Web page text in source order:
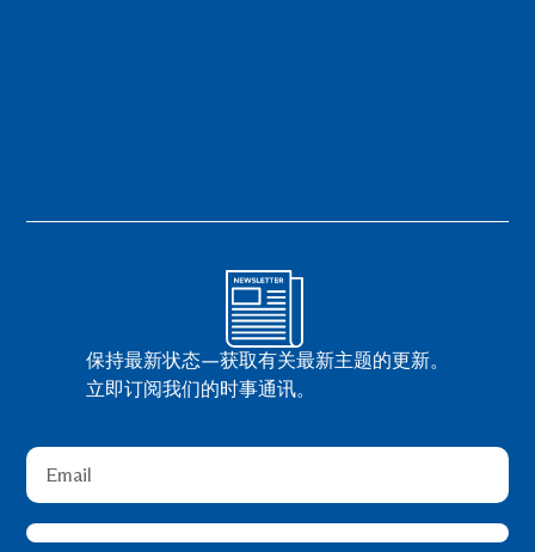
保持最新状态—获取有关最新主题的更新。
立即订阅我们的时事通讯。